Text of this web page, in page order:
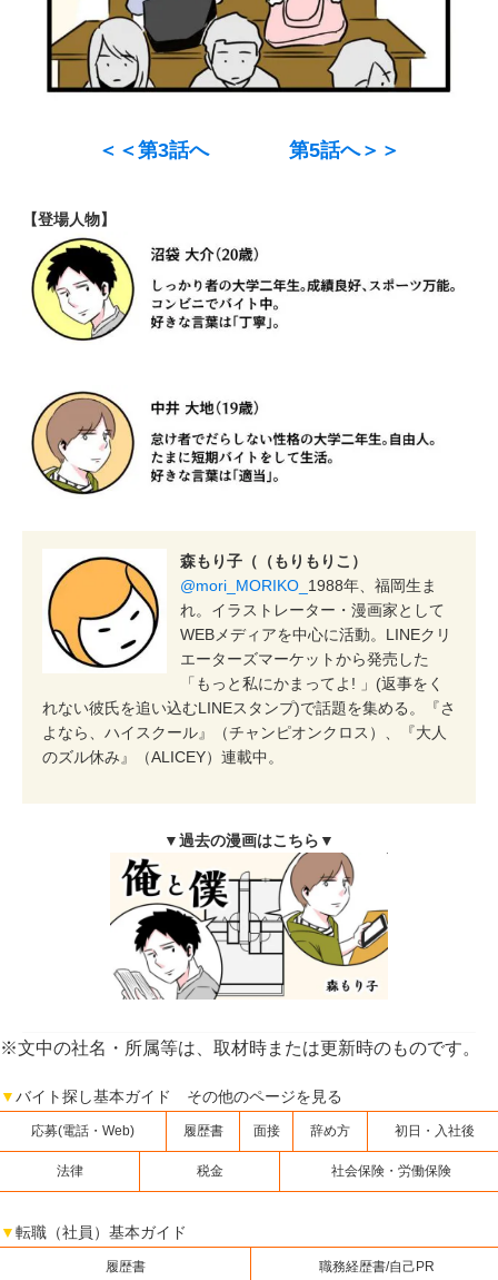
＜＜第3話へ 第5話へ＞＞
【登場人物】
森もり子（（もりもりこ）
@mori_MORIKO_ 1988年、福岡生ま
れ。イラストレーター・漫画家として
WEBメディアを中心に活動。LINEクリ
エーターズマーケットから発売した
「もっと私にかまってよ! 」(返事をく
れない彼氏を追い込むLINEスタンプ)で話題を集める。『さ
よなら、ハイスクール』（チャンピオンクロス）、『大人
のズル休み』（ALICEY）連載中。
▼過去の漫画はこちら▼
※文中の社名・所属等は、取材時または更新時のものです。
▼バイト探し基本ガイド その他のページを見る
応募(電話・Web) 履歴書 面接 辞め方 初日・入社後
法律 税金 社会保険・労働保険
▼転職（社員）基本ガイド
履歴書 職務経歴書/自己PR